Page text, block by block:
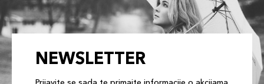
NEWSLETTER